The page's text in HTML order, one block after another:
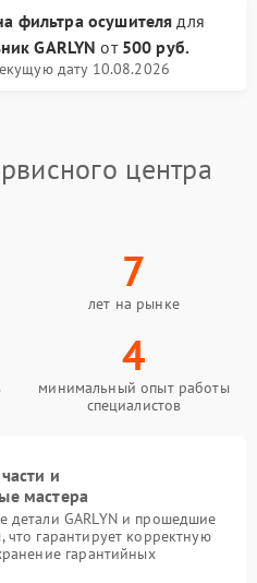
фильтра осушителя для
GARLYN от 500 руб.
дату 10.08.2026
центра
7
лет на рынке
4
минимальный опыт работы
специалистов
и
мастера
детали GARLYN и прошедшие
гарантирует корректную
гарантийных